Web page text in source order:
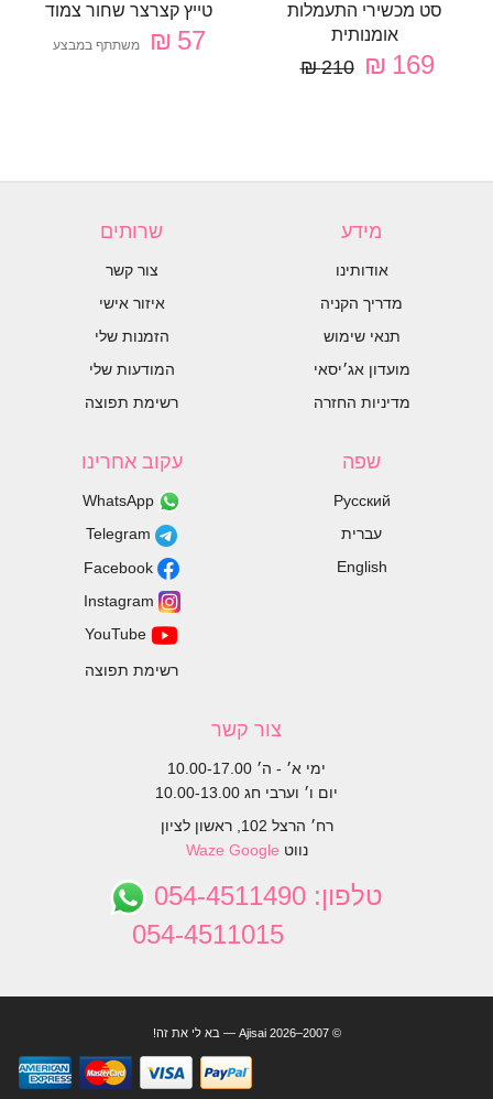
סט מכשירי התעמלות
אומנותית
169 ₪
210 ₪
טייץ קצרצר שחור צמוד
57 ₪ משתתף במבצע
מידע
אודותינו
מדריך הקניה
תנאי שימוש
מועדון אג׳יסאי
מדיניות החזרה
שרותים
צור קשר
איזור אישי
הזמנות שלי
המודעות שלי
רשימת תפוצה
שפה
Русский
עברית
English
עקוב אחרינו
רשימת תפוצה
צור קשר
ימי א׳ - ה׳ 10.00-17.00
יום ו׳ וערבי חג 10.00-13.00
רח׳ הרצל 102, ראשון לציון
נווט
Waze Google
טלפון: 054-4511490
054-4511015
© 2007–2026 Ajisai — בא לי את זה!